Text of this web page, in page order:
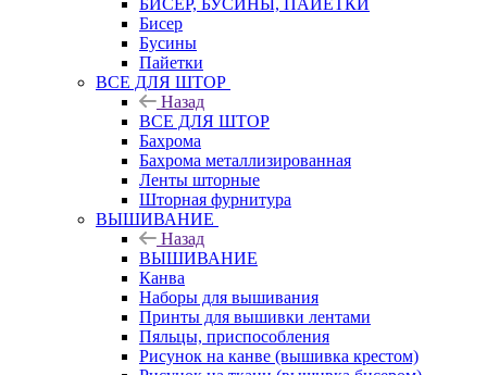
БИСЕР, БУСИНЫ, ПАЙЕТКИ
Бисер
Бусины
Пайетки
ВСЕ ДЛЯ ШТОР
Назад
ВСЕ ДЛЯ ШТОР
Бахрома
Бахрома металлизированная
Ленты шторные
Шторная фурнитура
ВЫШИВАНИЕ
Назад
ВЫШИВАНИЕ
Канва
Наборы для вышивания
Принты для вышивки лентами
Пяльцы, приспособления
Рисунок на канве (вышивка крестом)